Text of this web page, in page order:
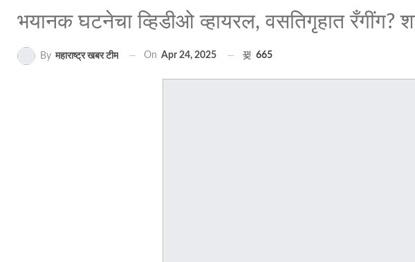
भयानक घटनेचा व्हिडीओ व्हायरल, वसतिगृहात
By महाराष्ट्र खबर टीम On Apr 24, 2025 665